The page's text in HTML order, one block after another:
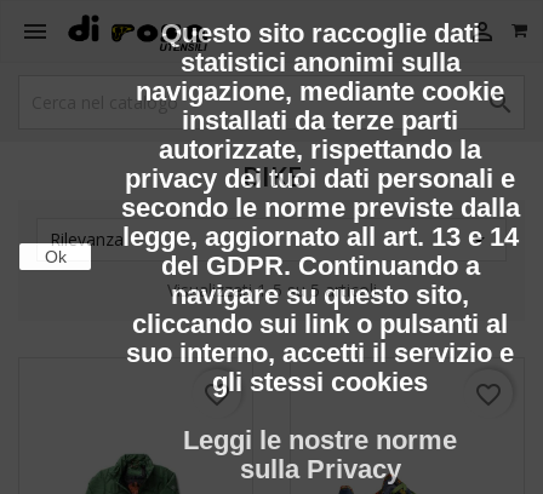
 

DIKE
Rilevanza 
Visualizzati 1-5 su 5 articoli
favorite_border favorite_border
Ok
Questo sito raccoglie dati
statistici anonimi sulla
navigazione, mediante cookie
installati da terze parti
autorizzate, rispettando la
privacy dei tuoi dati personali e
secondo le norme previste dalla
legge, aggiornato all art. 13 e 14
del GDPR. Continuando a
navigare su questo sito,
cliccando sui link o pulsanti al
suo interno, accetti il servizio e
gli stessi cookies
Leggi le nostre norme
sulla Privacy